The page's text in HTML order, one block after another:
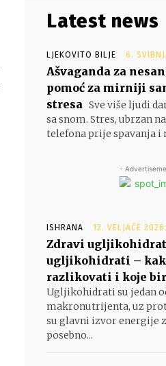
Latest news
LJEKOVITO BILJE 6.
Ašvaganda za
pomoć za mirniji
stresa Sve više ljudi
sa snom. Stres, ubrzan
telefona prije spavanja i
-
ISHRANA 12. VELJAČE 2026.
Zdravi
ugljikohidrati –
razlikovati i koje
Ugljikohidrati su jedan
makronutrijenta, uz
su glavni izvor energije
posebno...